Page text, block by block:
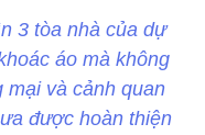
3 tòa nhà của dự
áo mà không
mại và cảnh quan
được hoàn thiện